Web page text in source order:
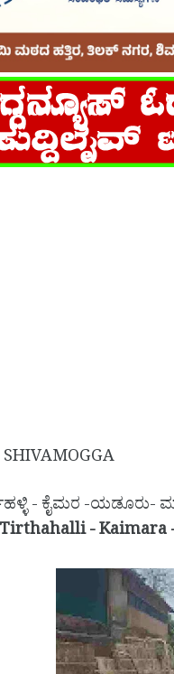
- ಕೈಮರ -ಯಡೂರು-
- Kaimara